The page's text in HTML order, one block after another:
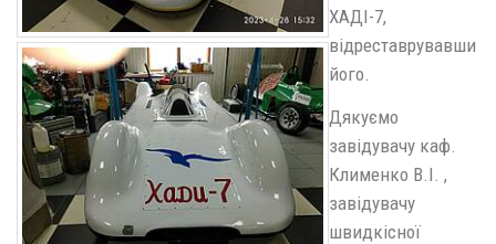
ХАДІ-7,
відреставрувавши
його.
Дякуємо
завідувачу каф.
Клименко В.І. ,
завідувачу
швидкісної